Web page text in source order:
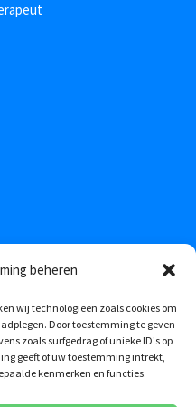
beheren
wij technologieën zoals cookies om
Door toestemming te geven
zoals surfgedrag of unieke ID's op
geeft of uw toestemming intrekt,
kenmerken en functies.
Cookies